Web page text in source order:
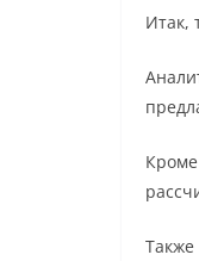
Итак,
Также